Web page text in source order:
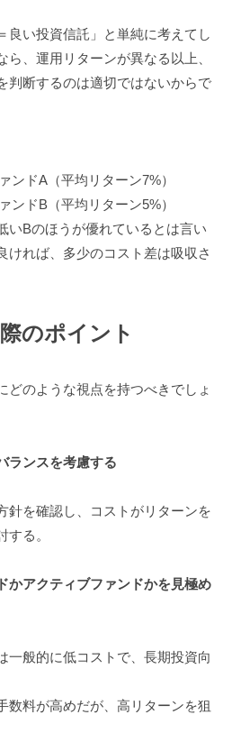
良い投資信託」と単純に考えてし
ら、運用リターンが異なる以上、
判断するのは適切ではないからで
ンドA（平均リターン7%）
ンドB（平均リターン5%）
いBのほうが優れているとは言い
ければ、多少のコスト差は吸収さ
のポイント
どのような視点を持つべきでしょ
ランスを考慮する
針を確認し、コストがリターンを
る。
かアクティブファンドかを見極め
一般的に低コストで、長期投資向
数料が高めだが、高リターンを狙